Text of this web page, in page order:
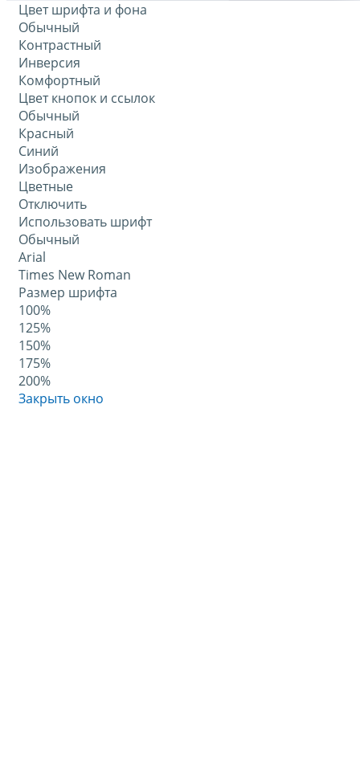
Цвет шрифта и фона
Обычный
Контрастный
Инверсия
Комфортный
Цвет кнопок и ссылок
Обычный
Красный
Синий
Изображения
Цветные
Отключить
Использовать шрифт
Обычный
Arial
Times New Roman
Размер шрифта
100%
125%
150%
175%
200%
Закрыть окно